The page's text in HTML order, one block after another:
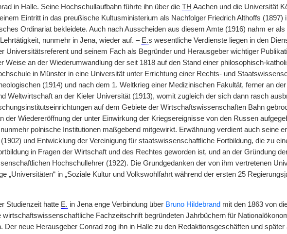
in Halle. Seine Hochschullaufbahn führte ihn über die TH Aachen und die Universität
Eintritt in das preußische Kultusministerium als Nachfolger Friedrich Althoffs (1897)
Ordinariat bekleidete. Auch nach Ausscheiden aus diesem Amte (1916) nahm er
nunmehr in Jena, wieder auf. – E.s wesentliche Verdienste liegen in den
Universitätsreferent und seinem Fach als Begründer und Herausgeber wichtiger
Weise an der Wiederumwandlung der seit 1818 auf den Stand einer philosophisch-
in Münster in eine Universität unter Errichtung einer Rechts- und
(1914) und nach dem 1. Weltkrieg einer Medizinischen Fakultät, ferner an
Weltwirtschaft an der Kieler Universität (1913), womit zugleich der sich dann rasch
auf dem Gebiete der Wirtschaftswissenschaften Bahn
der Wiedereröffnung der unter Einwirkung der Kriegsereignisse von den Russen
polnische Institutionen maßgebend mitgewirkt. Erwähnung verdient auch seine
und Entwicklung der Vereinigung für staatswissenschaftliche Fortbildung, die zu
in Fragen der Wirtschaft und des Rechtes geworden ist, und an der Gründung
Hochschullehrer (1922). Die Grundgedanken der von ihm vertretenen
„Universitäten“ in „Soziale Kultur und Volkswohlfahrt während der ersten 25
Studienzeit hatte E. in Jena enge Verbindung über Bruno Hildebrand mit den 1863 von
wirtschaftswissenschaftliche Fachzeitschrift begründeten Jahrbüchern für
Der neue Herausgeber Conrad zog ihn in Halle zu den Redaktionsgeschäften und